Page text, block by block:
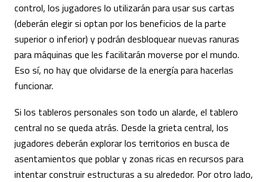
control, los jugadores lo utilizarán para usar sus cartas
(deberán elegir si optan por los beneficios de la parte
superior o inferior) y podrán desbloquear nuevas ranuras
para máquinas que les facilitarán moverse por el mundo.
Eso sí, no hay que olvidarse de la energía para hacerlas
funcionar.
Si los tableros personales son todo un alarde, el tablero
central no se queda atrás. Desde la grieta central, los
jugadores deberán explorar los territorios en busca de
asentamientos que poblar y zonas ricas en recursos para
intentar construir estructuras a su alrededor. Por otro lado,